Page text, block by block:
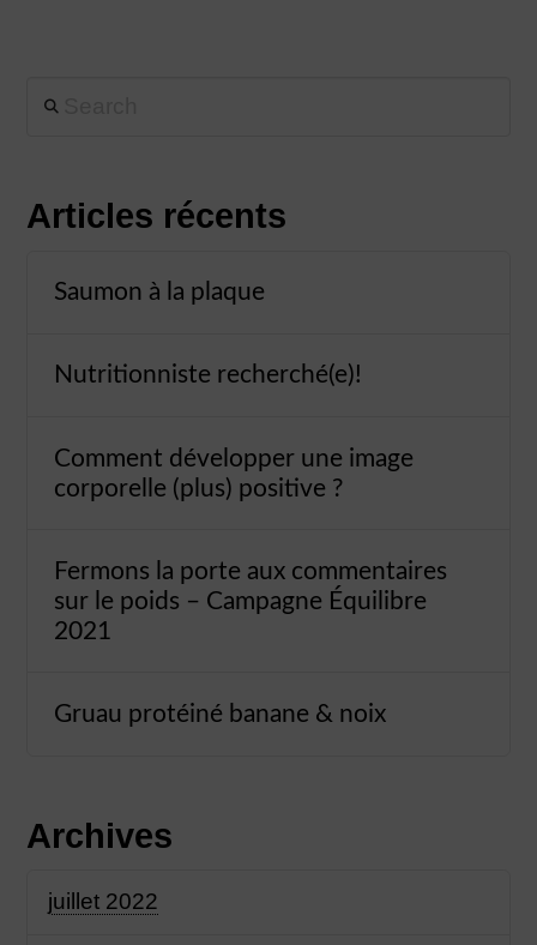
Search
Articles récents
Saumon à la plaque
Nutritionniste recherché(e)!
Comment développer une image
corporelle (plus) positive ?
Fermons la porte aux commentaires
sur le poids – Campagne Équilibre
2021
Gruau protéiné banane & noix
Archives
juillet 2022